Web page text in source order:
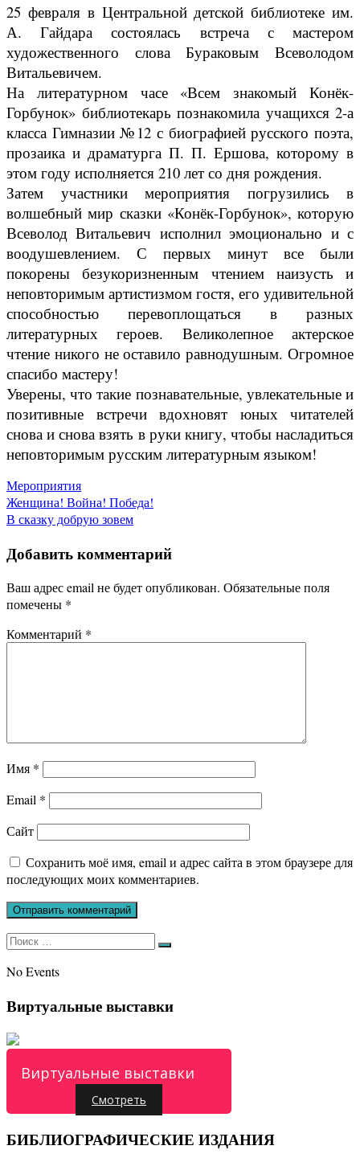
25 февраля в Центральной детской библиотеке им.
А. Гайдара состоялась встреча с мастером
художественного слова Бураковым Всеволодом
Витальевичем.
На литературном часе «Всем знакомый Конёк-
Горбунок» библиотекарь познакомила учащихся 2-а
класса Гимназии №12 с биографией русского поэта,
прозаика и драматурга П. П. Ершова, которому в
этом году исполняется 210 лет со дня рождения.
Затем участники мероприятия погрузились в
волшебный мир сказки «Конёк-Горбунок», которую
Всеволод Витальевич исполнил эмоционально и с
воодушевлением. С первых минут все были
покорены безукоризненным чтением наизусть и
неповторимым артистизмом гостя, его удивительной
способностью перевоплощаться в разных
литературных героев. Великолепное актерское
чтение никого не оставило равнодушным. Огромное
спасибо мастеру!
Уверены, что такие познавательные, увлекательные и
позитивные встречи вдохновят юных читателей
снова и снова взять в руки книгу, чтобы насладиться
неповторимым русским литературным языком!
Мероприятия
Навигация
по
записям
Женщина! Война! Победа!
В сказку добрую зовем
Добавить комментарий
Ваш адрес email не будет опубликован. Обязательные поля
помечены *
Комментарий *
Имя *
Email *
Сайт
Сохранить моё имя, email и адрес сайта в этом браузере для
последующих моих комментариев.
Искать:
Поиск
No Events
Виртуальные выставки
Виртуальные выставки
Смотреть
БИБЛИОГРАФИЧЕСКИЕ ИЗДАНИЯ